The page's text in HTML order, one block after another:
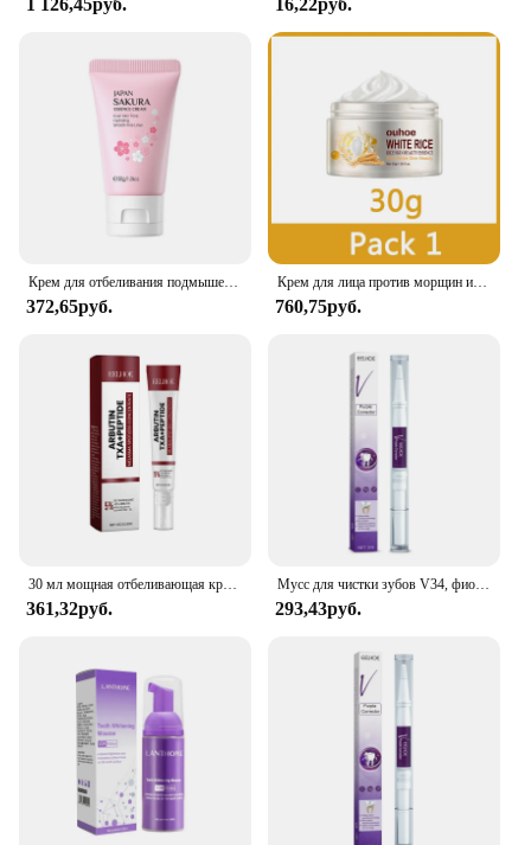
1 126,45руб. 16,22руб.
Крем для отбеливания подмышек внутренней части бедра, локти, колени, увлажняющий лосьон для тела, крем для осветления, осветления, отбеливания, гладкого ухода за кожей
372,65руб.
Крем для лица против морщин и акне Rice, лечение мелазмы, отбеливание пигментации, подтяжка кожи лица, корейская косметика, 30 г
760,75руб.
30 мл мощная отбеливающая крем-сыворотка для удаления пятен, осветляющая подтяжка кожи, восстановление дефектов лица, сужение пор, корейский бренд, уход за кожей
361,32руб.
Мусс для чистки зубов V34, фиолетовая отбеливающая зубная паста, удаление пятен, уменьшение желтения, уход за зубами и деснами, свежее дыхание 2023
293,43руб.